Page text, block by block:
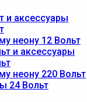
и аксессуары
неону 12 Вольт
и аксессуары
неону 220 Вольт
24 Вольт